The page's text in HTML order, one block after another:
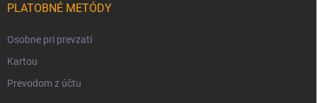
PLATOBNÉ METÓDY
Osobne pri prevzatí
Kartou
Prevodom z účtu